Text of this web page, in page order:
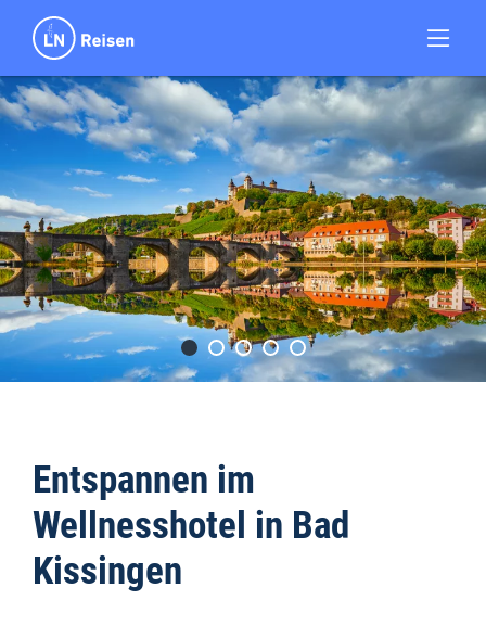
Entspannen im
Wellnesshotel in Bad
Kissingen